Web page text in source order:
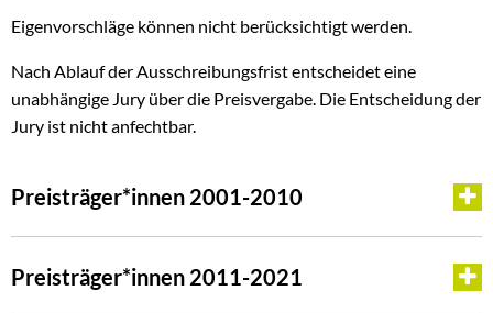
Eigenvorschläge können nicht berücksichtigt werden.
Nach Ablauf der Ausschreibungsfrist entscheidet eine
unabhängige Jury über die Preisvergabe. Die Entscheidung der
Jury ist nicht anfechtbar.
Preisträger*innen 2001-2010
Preisträger*innen 2011-2021